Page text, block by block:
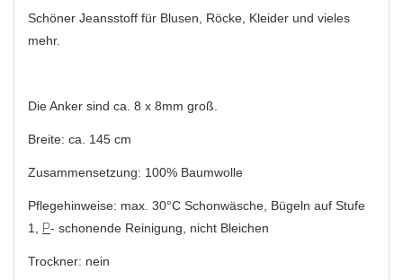
Schöner Jeansstoff für Blusen, Röcke, Kleider und vieles
mehr.
Die Anker sind ca. 8 x 8mm groß.
Breite: ca. 145 cm
Zusammensetzung: 100% Baumwolle
Pflegehinweise: max. 30°C Schonwäsche, Bügeln auf Stufe
1,
P- schonende Reinigung, nicht Bleichen
Trockner: nein